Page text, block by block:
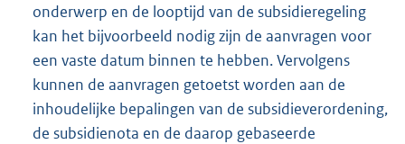
onderwerp en de looptijd van de subsidieregeling
kan het bijvoorbeeld nodig zijn de aanvragen voor
een vaste datum binnen te hebben. Vervolgens
kunnen de aanvragen getoetst worden aan de
inhoudelijke bepalingen van de subsidieverordening,
de subsidienota en de daarop gebaseerde